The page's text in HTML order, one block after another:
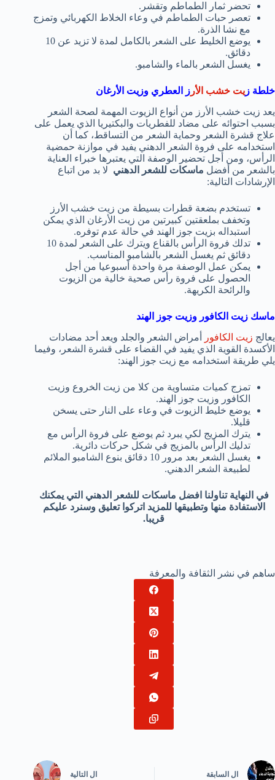
تحضر ثمار الطماطم وتقشر.
تعصر حبات الطماطم في وعاء الخلاط الكهربائي وتمزج
مع نشا الذرة.
يوضع الخليط على الشعر بالكامل لمدة لا تزيد عن 10
دقائق.
يغسل الشعر بالماء والشامبو.
خلطة ز يت خشب الأر ز العطري وزيت الأرغان
يعد زيت خشب الأرز من أنواع الزيوت المهمة لصحة الشعر
بسبب احتوائه على مضاد للفطريات والبكتيريا الذي يعمل على
علاج قشرة الشعر وحماية الشعر من التساقط، كما أن
استخدامه على فروة الشعر الدهني يفيد في موازنة حمضية
الرأس، ومن أجل تحضير الوصفة التي يعتبرها خبراء العناية
بالشعر من أفضل ماسكات للشعر الدهني لا بد من اتباع
الإرشادات التالية:
تستخدم بضعة قطرات بسيطة من زيت خشب الأرز
وتخفف بملعقتين كبيرتين من زيت الأرغان الذي يمكن
استبداله بزيت جوز الهند في حالة عدم توفره.
تدلك فروة الرأس بالقناع ويترك على الشعر لمدة 10
دقائق ثم يغسل الشعر بالشامبو المناسب.
يمكن عمل الوصفة مرة واحدة أسبوعيا من أجل
الحصول على فروة رأس صحية خالية من الزيوت
والرائحة الكريهة.
ماسك زيت الكافور وزيت جوز الهند
يعالج زيت الكافور
أمراض الشعر والجلد ويعد أحد مضادات
الأكسدة القوية الذي يفيد في القضاء على قشرة الشعر، وفيما
يلي طريقة استخدامه مع زيت جوز الهند:
تمزج كميات متساوية من كلا من زيت الخروع وزيت
الكافور وزيت جوز الهند.
يوضع خليط الزيوت في وعاء على النار حتى يسخن
قليلا.
يترك المزيج لكي يبرد ثم يوضع على فروة الرأس مع
تدليك الرأس بالمزيج في شكل حركات دائرية.
يغسل الشعر بعد مرور 10 دقائق بنوع الشامبو الملائم
لطبيعة الشعر الدهني.
في النهاية تناولنا افضل ماسكات للشعر الدهني التي يمكنك
الاستفادة منها وتطبيقها للمزيد اتركوا تعليق وسنرد عليكم
قريبا.
ساهم في نشر الثقافة والمعرفة
ال السابقة ال التالية